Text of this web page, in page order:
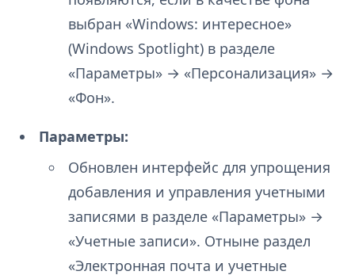
выбран «Windows: интересное»
(Windows Spotlight) в разделе
«Параметры» → «Персонализация» →
«Фон».
Параметры:
Обновлен интерфейс для упрощения
добавления и управления учетными
записями в разделе «Параметры» →
«Учетные записи». Отныне раздел
«Электронная почта и учетные